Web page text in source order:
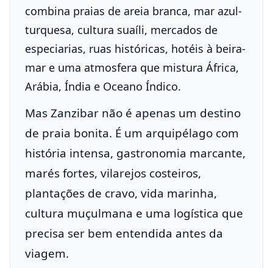
combina praias de areia branca, mar azul-
turquesa, cultura suaíli, mercados de
especiarias, ruas históricas, hotéis à beira-
mar e uma atmosfera que mistura África,
Arábia, Índia e Oceano Índico.
Mas Zanzibar não é apenas um destino
de praia bonita. É um arquipélago com
história intensa, gastronomia marcante,
marés fortes, vilarejos costeiros,
plantações de cravo, vida marinha,
cultura muçulmana e uma logística que
precisa ser bem entendida antes da
viagem.